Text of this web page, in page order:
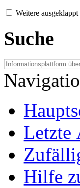
Weitere ausgeklappt
Suche
Letzte
Hilfe